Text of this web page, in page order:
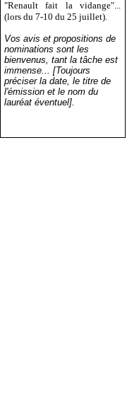
"Renault fait la vidange"...
(lors du 7-10 du 25 juillet).
Vos avis et propositions de
nominations sont les
bienvenus, tant la tâche est
immense... [Toujours
préciser la date, le titre de
l'émission et le nom du
lauréat éventuel].